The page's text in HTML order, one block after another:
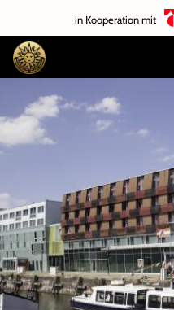
in Kooperation mit